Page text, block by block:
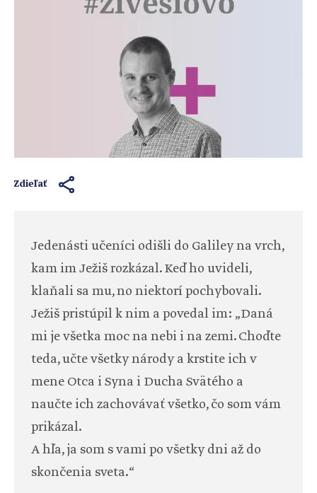
Zdieľať
Jedenásti učeníci odišli do Galiley na vrch,
kam im Ježiš rozkázal. Keď ho uvideli,
klaňali sa mu, no niektorí pochybovali.
Ježiš pristúpil k nim a povedal im: „Daná
mi je všetka moc na nebi i na zemi. Choďte
teda, učte všetky národy a krstite ich v
mene Otca i Syna i Ducha Svätého a
naučte ich zachovávať všetko, čo som vám
prikázal.
A hľa, ja som s vami po všetky dni až do
skončenia sveta.“